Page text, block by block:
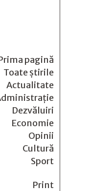
pagină
Toate știrile
Actualitate
Dezvăluiri
Economie
Opinii
Cultură
Sport
Print